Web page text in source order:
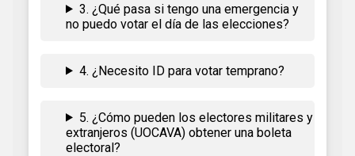
3. ¿Qué pasa si tengo una emergencia y
no puedo votar el día de las elecciones?
4. ¿Necesito ID para votar temprano?
5. ¿Cómo pueden los electores militares y
extranjeros (UOCAVA) obtener una boleta
electoral?